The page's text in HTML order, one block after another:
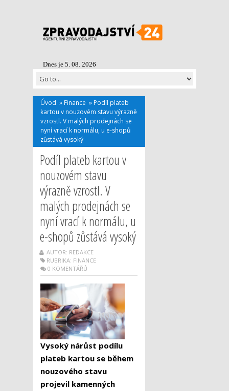
Dnes je 5. 08. 2026
Úvod » Finance » Podíl plateb
kartou v nouzovém stavu výrazně
vzrostl. V malých prodejnách se
nyní vrací k normálu, u e-shopů
zůstává vysoký
Podíl plateb kartou v
nouzovém stavu
výrazně vzrostl. V
malých prodejnách se
nyní vrací k normálu, u
e-shopů zůstává vysoký
AUTOR: REDAKCE
RUBRIKA: FINANCE
0 KOMENTÁŘŮ
Vysoký nárůst podílu
plateb kartou se během
nouzového stavu
projevil kamenných